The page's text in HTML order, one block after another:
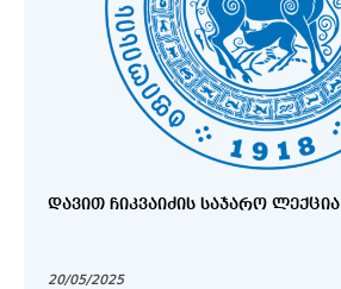
ᲓᲐᲕᲘᲗ ᲩᲘᲙᲕᲐᲘᲫᲘᲡ ᲡᲐᲯᲐᲠᲝ ᲚᲔᲥᲪᲘᲐ
20/05/2025